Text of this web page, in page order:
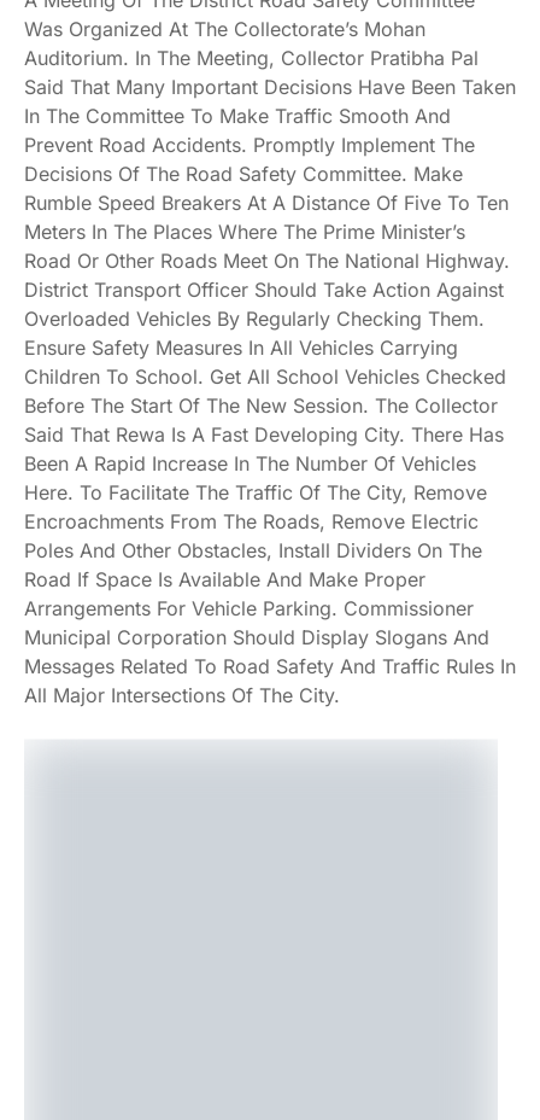
Was Organized At The Collectorate’s Mohan
Auditorium. In The Meeting, Collector Pratibha Pal
Said That Many Important Decisions Have Been Taken
In The Committee To Make Traffic Smooth And
Prevent Road Accidents. Promptly Implement The
Decisions Of The Road Safety Committee. Make
Rumble Speed Breakers At A Distance Of Five To Ten
Meters In The Places Where The Prime Minister’s
Road Or Other Roads Meet On The National Highway.
District Transport Officer Should Take Action Against
Overloaded Vehicles By Regularly Checking Them.
Ensure Safety Measures In All Vehicles Carrying
Children To School. Get All School Vehicles Checked
Before The Start Of The New Session. The Collector
Said That Rewa Is A Fast Developing City. There Has
Been A Rapid Increase In The Number Of Vehicles
Here. To Facilitate The Traffic Of The City, Remove
Encroachments From The Roads, Remove Electric
Poles And Other Obstacles, Install Dividers On The
Road If Space Is Available And Make Proper
Arrangements For Vehicle Parking. Commissioner
Municipal Corporation Should Display Slogans And
Messages Related To Road Safety And Traffic Rules In
All Major Intersections Of The City.